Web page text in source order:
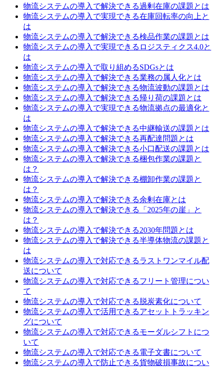
物流システムの導入で解決できる過剰在庫の課題とは
物流システムの導入で実現できる在庫回転率の向上と
は
物流システムの導入で解決できる検品作業の課題とは
物流システムの導入で実現できるロジスティクス4.0と
は
物流システムの導入で取り組めるSDGsとは
物流システムの導入で解決できる業務の属人化とは
物流システムの導入で解決できる物流波動の課題とは
物流システムの導入で解決できる帰り荷の課題とは
物流システムの導入で実現できる物流拠点の最適化と
は
物流システムの導入で解決できる中継輸送の課題とは
物流システムの導入で解決できる再配達問題とは
物流システムの導入で解決できる小口配送の課題とは
物流システムの導入で解決できる梱包作業の課題と
は？
物流システムの導入で解決できる棚卸作業の課題と
は？
物流システムの導入で解決できる余剰在庫とは
物流システムの導入で解決できる「2025年の崖」と
は？
物流システムの導入で解決できる2030年問題とは
物流システムの導入で解決できる半導体物流の課題と
は
物流システムの導入で対応できるラストワンマイル配
送について
物流システムの導入で対応できるフリート管理につい
て
物流システムの導入で対応できる脱炭素化について
物流システムの導入で活用できるアセットトラッキン
グについて
物流システムの導入で対応できるモーダルシフトにつ
いて
物流システムの導入で対応できる電子文書について
物流システムの導入で防止できる貨物破損事故につい